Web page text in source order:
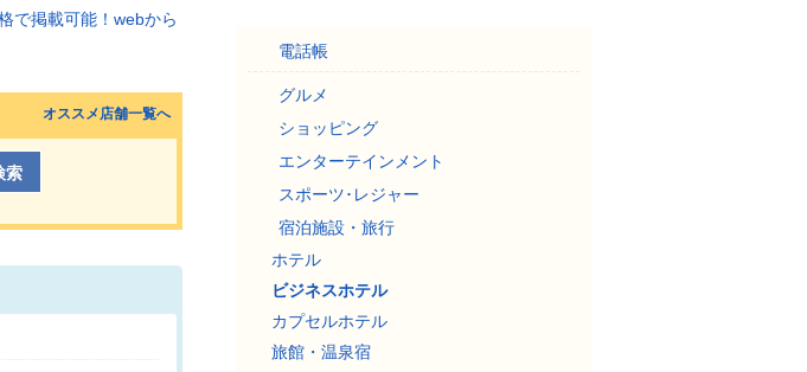
オススメ店舗一覧へ
電話帳
グルメ
ショッピング
エンターテインメント
スポーツ･レジャー
宿泊施設・旅行
ホテル
ビジネスホテル
カプセルホテル
旅館・温泉宿